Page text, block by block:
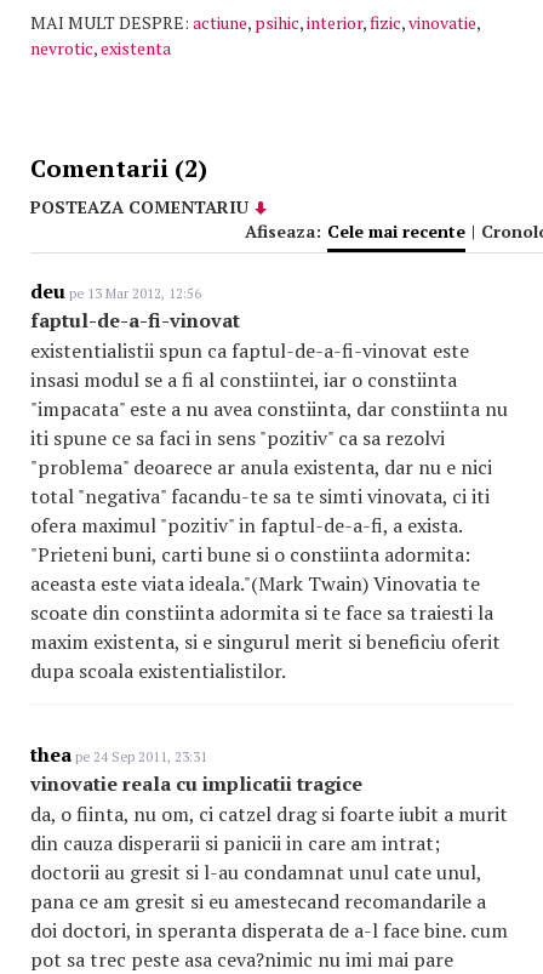
MAI MULT DESPRE: actiune, psihic,interior,fizic,vinovatie,
nevrotic,existenta
Comentarii (2)
POSTEAZA COMENTARIU
Afiseaza: Cele mai recente |
deu pe 13 Mar 2012, 12:56
faptul-de-a-fi-vinovat
existentialistii spun ca faptul-de-a-fi-vinovat este
insasi modul se a fi al constiintei, iar o constiinta
"impacata" este a nu avea constiinta, dar constiinta nu
iti spune ce sa faci in sens "pozitiv" ca sa rezolvi
"problema" deoarece ar anula existenta, dar nu e nici
total "negativa" facandu-te sa te simti vinovata, ci iti
ofera maximul "pozitiv" in faptul-de-a-fi, a exista.
"Prieteni buni, carti bune si o constiinta adormita:
aceasta este viata ideala."(Mark Twain) Vinovatia te
scoate din constiinta adormita si te face sa traiesti la
maxim existenta, si e singurul merit si beneficiu oferit
dupa scoala existentialistilor.
thea pe 24 Sep 2011, 23:31
vinovatie reala cu implicatii tragice
da, o fiinta, nu om, ci catzel drag si foarte iubit a murit
din cauza disperarii si panicii in care am intrat;
doctorii au gresit si l-au condamnat unul cate unul,
pana ce am gresit si eu amestecand recomandarile a
doi doctori, in speranta disperata de a-l face bine. cum
pot sa trec peste asa ceva?nimic nu imi mai pare